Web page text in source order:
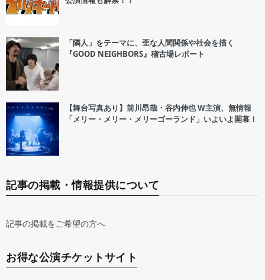
「隣人」をテーマに、歪な人間関係や社会を描く
『GOOD NEIGHBORS』稽古場レポート
【舞台写真あり】前川昂哉・谷内伸也 W主演、無情報
「メリー・メリー・メリーゴーランド」いよいよ開幕！
記事の掲載・情報提供について
記事の掲載をご希望の方へ
お得な公演チケットサイト